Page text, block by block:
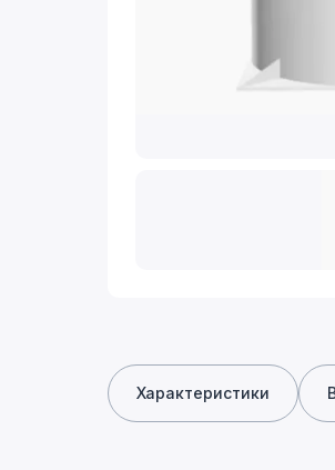
Характеристики